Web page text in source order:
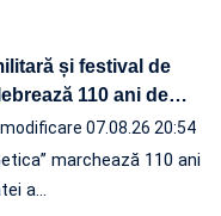
și festival de
110 ani de…
07.08.26 20:54
marchează 110 ani
a…